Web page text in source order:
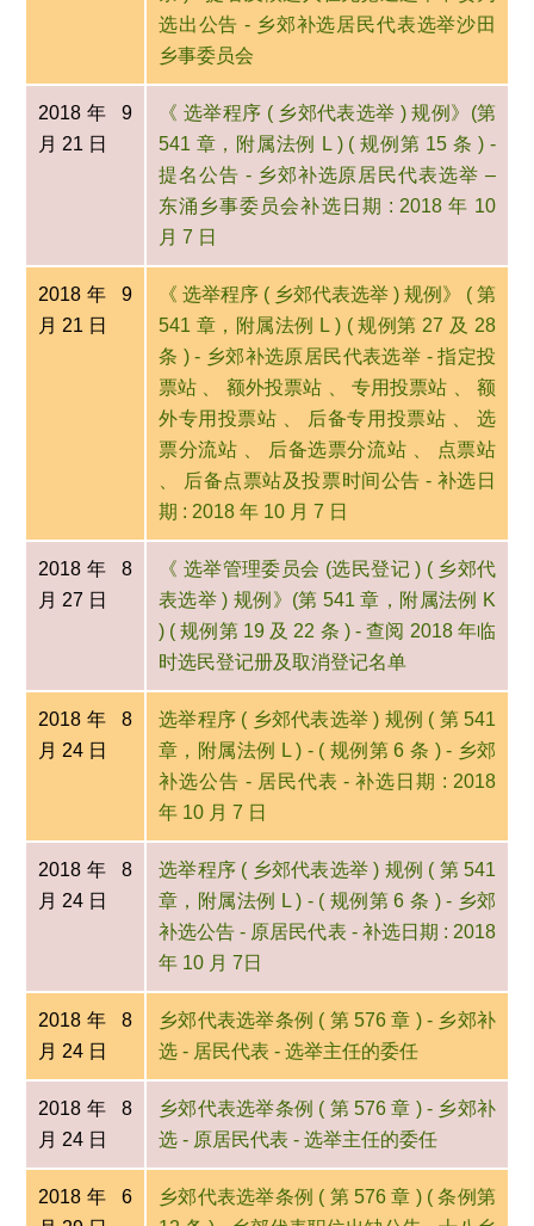
选出公告 - 乡郊补选居民代表选举沙田
乡事委员会
2018年 9
月 21 日
《 选举程序 ( 乡郊代表选举 ) 规例》(第
541 章，附属法例 L ) ( 规例第 15 条 ) -
提名公告 - 乡郊补选原居民代表选举 –
东涌乡事委员会补选日期 : 2018 年 10
月 7 日
2018年 9
月 21 日
《 选举程序 ( 乡郊代表选举 ) 规例》 ( 第
541 章，附属法例 L ) ( 规例第 27 及 28
条 ) - 乡郊补选原居民代表选举 - 指定投
票站 、 额外投票站 、 专用投票站 、 额
外专用投票站 、 后备专用投票站 、 选
票分流站 、 后备选票分流站 、 点票站
、 后备点票站及投票时间公告 - 补选日
期 : 2018 年 10 月 7 日
2018年 8
月 27 日
《 选举管理委员会 (选民登记 ) ( 乡郊代
表选举 ) 规例》(第 541 章，附属法例 K
) ( 规例第 19 及 22 条 ) - 查阅 2018 年临
时选民登记册及取消登记名单
2018年 8
月 24 日
选举程序 ( 乡郊代表选举 ) 规例 ( 第 541
章，附属法例 L ) - ( 规例第 6 条 ) - 乡郊
补选公告 - 居民代表 - 补选日期 : 2018
年 10 月 7 日
2018年 8
月 24 日
选举程序 ( 乡郊代表选举 ) 规例 ( 第 541
章，附属法例 L ) - ( 规例第 6 条 ) - 乡郊
补选公告 - 原居民代表 - 补选日期 : 2018
年 10 月 7日
2018年 8
月 24 日
乡郊代表选举条例 ( 第 576 章 ) - 乡郊补
选 - 居民代表 - 选举主任的委任
2018年 8
月 24 日
乡郊代表选举条例 ( 第 576 章 ) - 乡郊补
选 - 原居民代表 - 选举主任的委任
2018年 6
乡郊代表选举条例 ( 第 576 章 ) ( 条例第